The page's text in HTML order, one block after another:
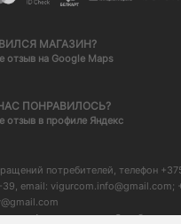
МАГАЗИН?
отзыв на Google Maps
ПОНРАВИЛОСЬ?
отзыв в профиле Яндекс
потребителей, телефон
email: vigurcom.info@gmail.com;
услуг Администрации